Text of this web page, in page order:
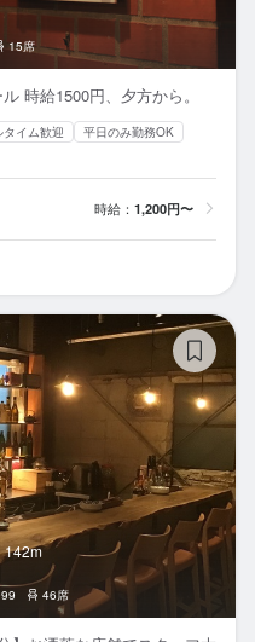
15席
時給1500円、夕方から。
タイム歓迎
平日のみ勤務OK
時給： 1,200円〜
142m
46席